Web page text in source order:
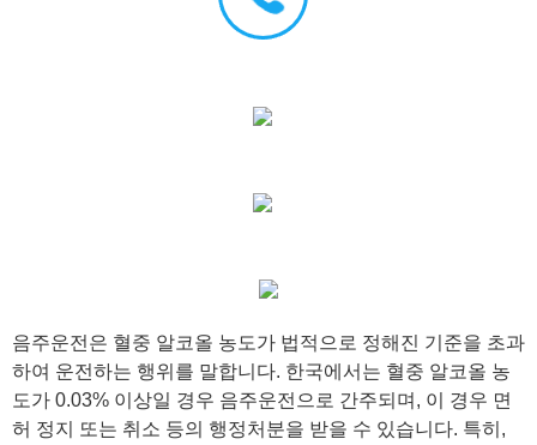
음주운전은 혈중 알코올 농도가 법적으로 정해진 기준을 초과
하여 운전하는 행위를 말합니다. 한국에서는 혈중 알코올 농
도가 0.03% 이상일 경우 음주운전으로 간주되며, 이 경우 면
허 정지 또는 취소 등의 행정처분을 받을 수 있습니다. 특히,